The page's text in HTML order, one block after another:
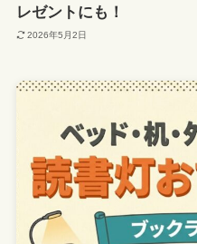
レゼントにも！
2026年5月2日